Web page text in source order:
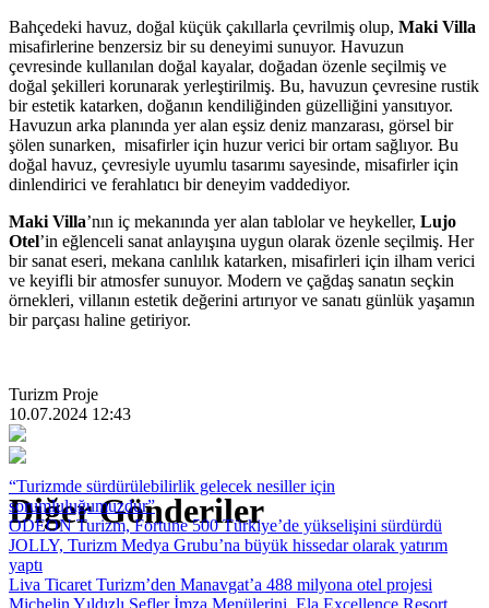
Bahçedeki havuz, doğal küçük çakıllarla çevrilmiş olup, Maki Villa
misafirlerine benzersiz bir su deneyimi sunuyor. Havuzun
çevresinde kullanılan doğal kayalar, doğadan özenle seçilmiş ve
doğal şekilleri korunarak yerleştirilmiş. Bu, havuzun çevresine rustik
bir estetik katarken, doğanın kendiliğinden güzelliğini yansıtıyor.
Havuzun arka planında yer alan eşsiz deniz manzarası, görsel bir
şölen sunarken, misafirler için huzur verici bir ortam sağlıyor. Bu
doğal havuz, çevresiyle uyumlu tasarımı sayesinde, misafirler için
dinlendirici ve ferahlatıcı bir deneyim vaddediyor.
Maki Villa’nın iç mekanında yer alan tablolar ve heykeller, Lujo
Otel’in eğlenceli sanat anlayışına uygun olarak özenle seçilmiş. Her
bir sanat eseri, mekana canlılık katarken, misafirleri için ilham verici
ve keyifli bir atmosfer sunuyor. Modern ve çağdaş sanatın seçkin
örnekleri, villanın estetik değerini artırıyor ve sanatı günlük yaşamın
bir parçası haline getiriyor.
Turizm Proje
10.07.2024 12:43
Diğer Gönderiler
“Turizmde sürdürülebilirlik gelecek nesiller için
sorumluluğumuzdur”
ODEON Turizm, Fortune 500 Türkiye’de yükselişini sürdürdü
JOLLY, Turizm Medya Grubu’na büyük hissedar olarak yatırım
yaptı
Liva Ticaret Turizm’den Manavgat’a 488 milyona otel projesi
Michelin Yıldızlı Şefler İmza Menülerini, Ela Excellence Resort